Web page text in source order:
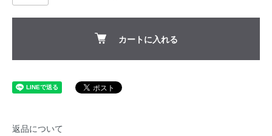
カートに入れる
返品について